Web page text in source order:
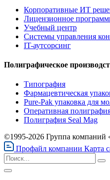
Корпоративные ИТ
Лицензионное
Учебный центр
Системы управления
IT-аутсорсинг
Полиграфическое
Типография
Фармацевтическая
Pure-Pak упаковка для
Оперативная
Полиграфия Seal Mag
©1995-2026 Группа компаний
Профайл компании Карта